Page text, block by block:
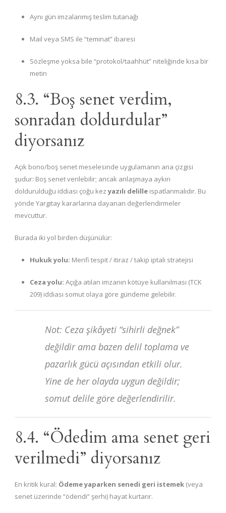
Aynı gün imzalanmış teslim tutanağı
Mail veya SMS ile “teminat” ibaresi
Sözleşme yoksa bile “protokol/taahhüt” niteliğinde kısa bir
metin
8.3. “Boş senet verdim,
sonradan doldurdular”
diyorsanız
Açık bono/boş senet meselesinde uygulamanın ana çizgisi
şudur: Boş senet verilebilir; ancak anlaşmaya aykırı
doldurulduğu iddiası çoğu kezyazılı delille ispatlanmalıdır. Bu
yönde Yargıtay kararlarına dayanan değerlendirmeler
mevcuttur.
Burada iki yol birden düşünülür:
Hukuk yolu: Menfi tespit / itiraz / takip iptali stratejisi
Ceza yolu: Açığa atılan imzanın kötüye kullanılması (TCK
209) iddiası somut olaya göre gündeme gelebilir.
Not: Ceza şikâyeti “sihirli değnek”
değildir ama bazen delil toplama ve
pazarlık gücü açısından etkili olur.
Yine de her olayda uygun değildir;
somut delile göre değerlendirilir.
8.4. “Ödedim ama senet geri
verilmedi” diyorsanız
En kritik kural: Ödeme yaparken senedi geri istemek (veya
senet üzerinde “ödendi” şerhi) hayat kurtarır.